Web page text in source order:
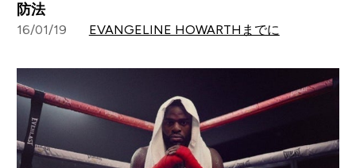
防法
16/01/19 EVANGELINE HOWARTHまでに